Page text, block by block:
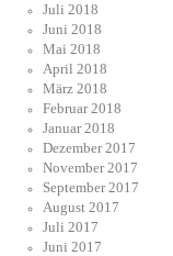
Juli 2018
Juni 2018
Mai 2018
April 2018
März 2018
Februar 2018
Januar 2018
Dezember 2017
November 2017
September 2017
August 2017
Juli 2017
Juni 2017